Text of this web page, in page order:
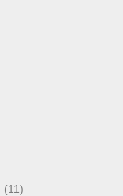
(11)